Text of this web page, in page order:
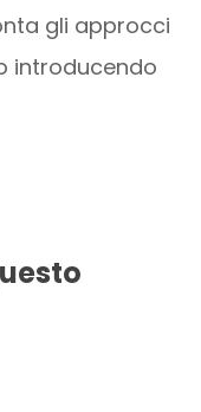
gli approcci
introducendo